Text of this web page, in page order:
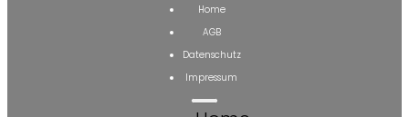
Home
AGB
Datenschutz
Impressum